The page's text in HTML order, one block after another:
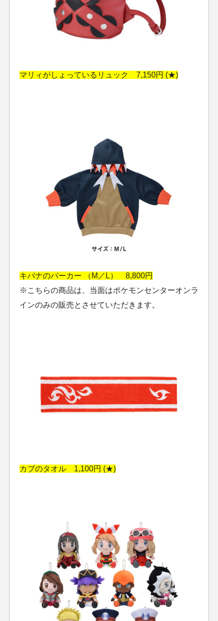
マリィがしょっているリュック 7,150円 (★)
キバナのパーカー （M／L） 8,800円
※こちらの商品は、当面はポケモンセンターオンラ
インのみの販売とさせていただきます。
カブのタオル 1,100円 (★)